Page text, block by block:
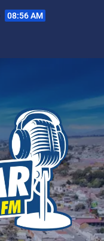
08:56 AM